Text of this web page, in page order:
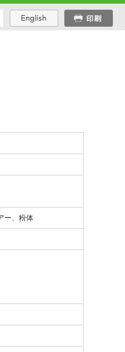
ー、粉体